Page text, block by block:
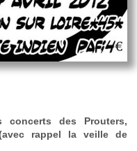
des Prouters,
rappel la veille de